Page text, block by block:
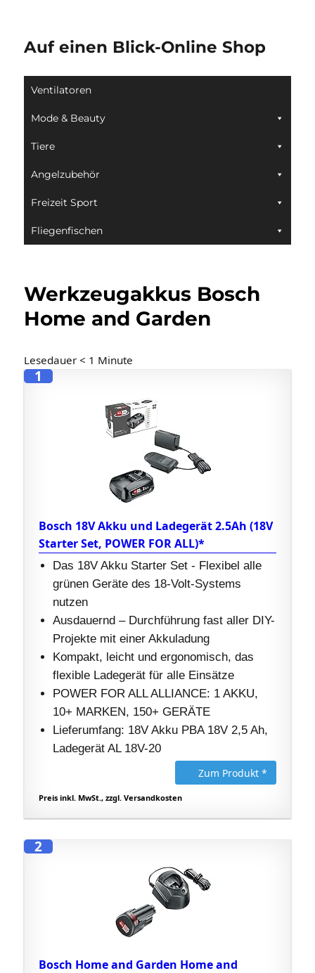
Auf einen Blick-Online Shop
Ventilatoren
Mode & Beauty
Tiere
Angelzubehör
Freizeit Sport
Fliegenfischen
Werkzeugakkus Bosch
Home and Garden
Lesedauer < 1 Minute
1
Bosch 18V Akku und Ladegerät 2.5Ah (18V
Starter Set, POWER FOR ALL)*
Das 18V Akku Starter Set - Flexibel alle
grünen Geräte des 18-Volt-Systems
nutzen
Ausdauernd – Durchführung fast aller DIY-
Projekte mit einer Akkuladung
Kompakt, leicht und ergonomisch, das
flexible Ladegerät für alle Einsätze
POWER FOR ALL ALLIANCE: 1 AKKU, ​
10+ MARKEN, ​150+ GERÄTE
Lieferumfang: 18V Akku PBA 18V 2,5 Ah,
Ladegerät AL 18V-20
Zum Produkt *
Preis inkl. MwSt., zzgl. Versandkosten
2
Bosch Home and Garden Home and